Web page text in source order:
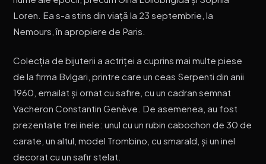
Loren. Ea s-a stins din viață la 23 septembrie, la
Nemours, în apropiere de Paris.
Colecția de bijuterii a actriței a cuprins mai multe piese
de la firma Bvlgari, printre care un ceas Serpenti din anii
1960, emailat și ornat cu safire, cu un cadran semnat
Vacheron Constantin Genève. De asemenea, au fost
prezentate trei inele: unul cu un rubin cabochon de 30 de
carate, un altul, model Trombino, cu smarald, și un inel
decorat cu un safir stelat.